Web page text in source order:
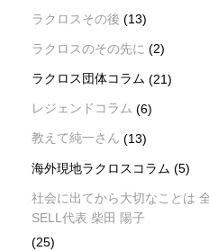
ラクロスその後 (13)
ラクロスのその先に (2)
ラクロス団体コラム (21)
レジェンドコラム (6)
教えて純一さん (13)
海外現地ラクロスコラム (5)
社会に出てから大切なことは
SELL代表 柴田 陽子
(25)